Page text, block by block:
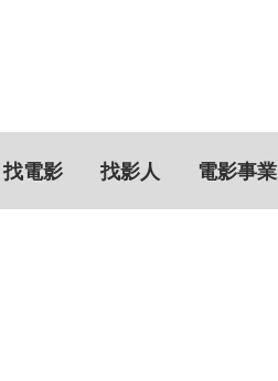
找電影 找影人 電影事業